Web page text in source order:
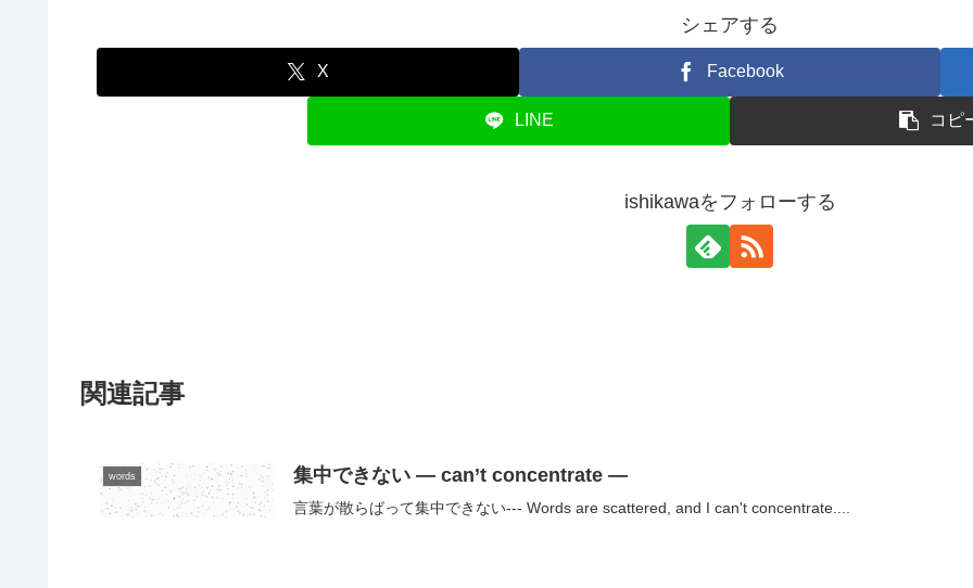
シェアする
X Facebook
LINE コピ
ishikawaをフォローする
関連記事
words 集中できない — can’t concentrate —
言葉が散らばって集中できない--- Words are scattered, and I can't concentrate....